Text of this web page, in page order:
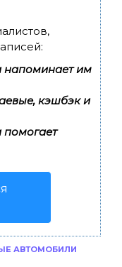
напоминает им
кэшбэк и
помогает
АВТОМОБИЛИ